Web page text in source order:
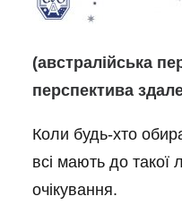
(австралійська
перспектива
Коли будь-хто
всі мають до такої
очікування.